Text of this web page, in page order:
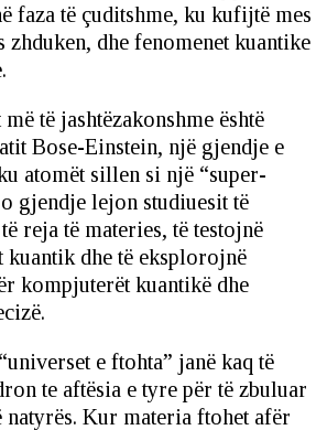
faza të çuditshme, ku kufijtë mes
zhduken, dhe fenomenet kuantike
të jashtëzakonshme është
Bose-Einstein, një gjendje e
atomët sillen si një “super-
gjendje lejon studiuesit të
reja të materies, të testojnë
dhe të eksplorojnë
kompjuterët kuantikë dhe
e ftohta” janë kaq të
te aftësia e tyre për të zbuluar
Kur materia ftohet afër